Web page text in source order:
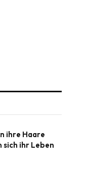
ihre Haare
sich ihr Leben